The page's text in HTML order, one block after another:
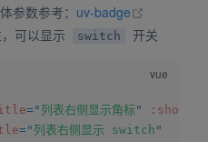
参数参考： uv-badge
可以显示 switch 开关
=" 列表右侧显示角标"
:show-
=" 列表右侧显示 switch "